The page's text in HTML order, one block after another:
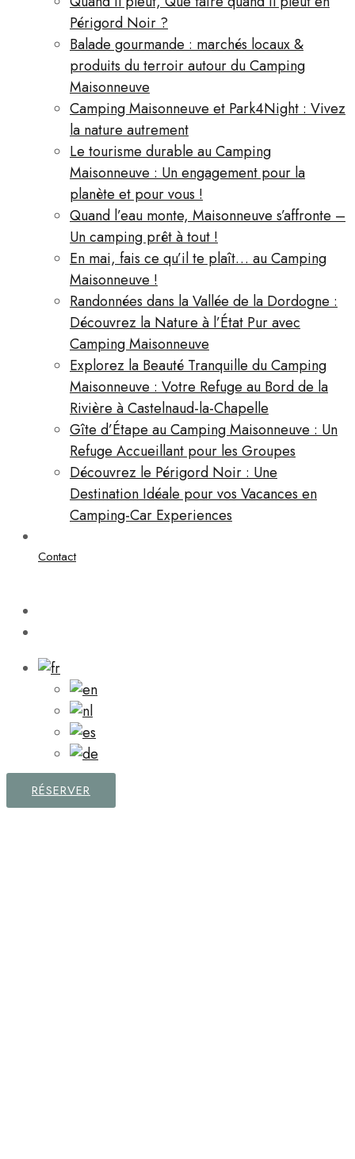
Périgord Noir ?
Balade gourmande : marchés locaux &
produits du terroir autour du Camping
Maisonneuve
Camping Maisonneuve et Park4Night : Vivez
la nature autrement
Le tourisme durable au Camping
Maisonneuve : Un engagement pour la
planète et pour vous !
Quand l’eau monte, Maisonneuve s’affronte –
Un camping prêt à tout !
En mai, fais ce qu’il te plaît… au Camping
Maisonneuve !
Randonnées dans la Vallée de la Dordogne :
Découvrez la Nature à l’État Pur avec
Camping Maisonneuve
Explorez la Beauté Tranquille du Camping
Maisonneuve : Votre Refuge au Bord de la
Rivière à Castelnaud-la-Chapelle
Gîte d’Étape au Camping Maisonneuve : Un
Refuge Accueillant pour les Groupes
Découvrez le Périgord Noir : Une
Destination Idéale pour vos Vacances en
Camping-Car Experiences
Contact
RÉSERVER